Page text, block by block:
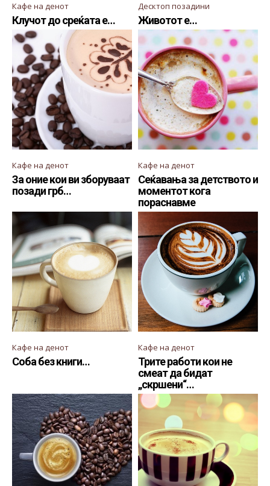
Кафе на денот
Клучот до среќата е…
Десктоп позадини
Животот е…
Кафе на денот
За оние кои ви зборуваат
позади грб…
Кафе на денот
Сеќавања за детството и
моментот кога
пораснавме
Кафе на денот
Соба без книги…
Кафе на денот
Трите работи кои не
смеат да бидат
„скршени“…